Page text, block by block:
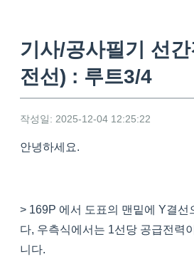
기사/공사필기 선
전선) : 루트3/4
작성일: 2025-12-04 12:25:22
안녕하세요.
> 169P 에서 도표의 맨밑에 Y결선
다, 우측식에서는 1선당 공급전력이
니다.